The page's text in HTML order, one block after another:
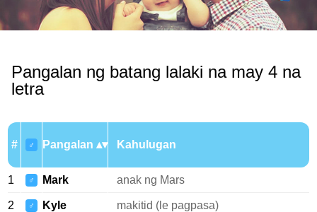
Pangalan ng batang lalaki na may 4 na
letra
# ♂ Pangalan Kahulugan
1 ♂ Mark anak ng Mars
2 ♂ Kyle makitid (le pagpasa)